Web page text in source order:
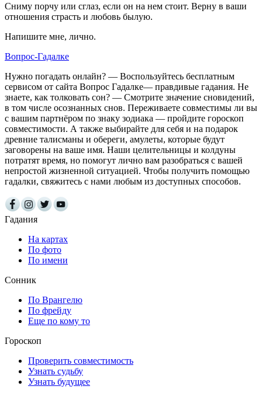
Сниму порчу или сглаз, если он на нем стоит. Верну в ваши
отношения страсть и любовь былую.
Напишите мне, лично.
Вопрос-Гадалке
Нужно погадать онлайн? — Воспользуйтесь бесплатным
сервисом от сайта Вопрос Гадалке— правдивые гадания. Не
знаете, как толковать сон? — Смотрите значение сновидений,
в том числе осознанных снов. Переживаете совместимы ли вы
с вашим партнёром по знаку зодиака — пройдите гороскоп
совместимости. А также выбирайте для себя и на подарок
древние талисманы и обереги, амулеты, которые будут
заговорены на ваше имя. Наши целительницы и колдуны
потратят время, но помогут лично вам разобраться с вашей
непростой жизненной ситуацией. Чтобы получить помощью
гадалки, свяжитесь с нами любым из доступных способов.
Гадания
На картах
По фото
По имени
Сонник
По Врангелю
По фрейду
Еще по кому то
Гороскоп
Проверить совместимость
Узнать судьбу
Узнать будущее